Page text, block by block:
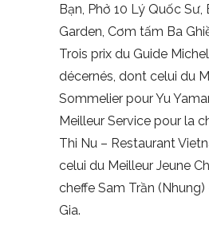
Bạn, Phở 10 Lý Quốc Sư,
Garden, Cơm tấm Ba
Trois prix du Guide
décernés, dont celui du
Sommelier pour Yu
Meilleur Service pour la
Thi Nu – Restaurant
celui du Meilleur Jeune
cheffe Sam Trần
Gia.